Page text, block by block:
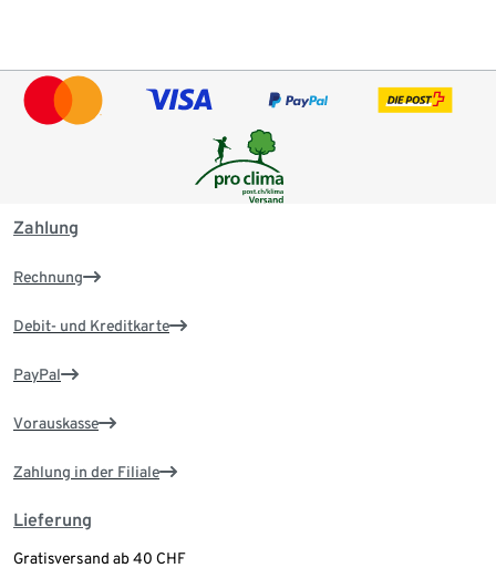
Zahlung
Rechnung
Debit- und Kreditkarte
PayPal
Vorauskasse
Zahlung in der Filiale
Lieferung
Gratisversand ab 40 CHF